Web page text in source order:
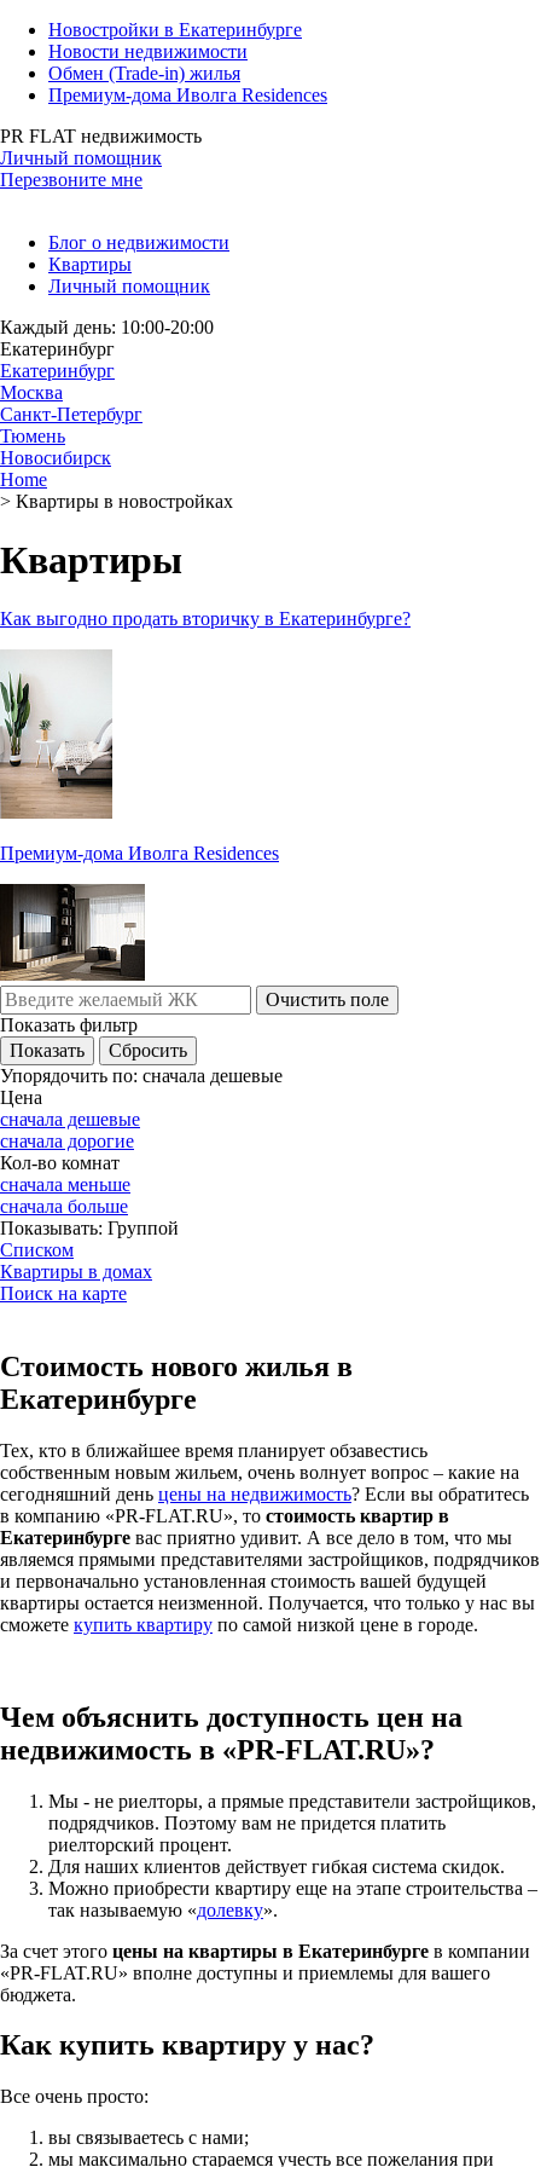
Новостройки в Екатеринбурге
Новости недвижимости
Обмен (Trade-in) жилья
Премиум-дома Иволга Residences
PR FLAT недвижимость
Личный помощник
Перезвоните мне
Блог о недвижимости
Квартиры
Личный помощник
Каждый день: 10:00-20:00
Екатеринбург
Екатеринбург
Москва
Санкт-Петербург
Тюмень
Новосибирск
Home
> Квартиры в новостройках
Квартиры
Как выгодно продать вторичку в Екатеринбурге?
Премиум-дома Иволга Residences
Очистить поле
Показать фильтр
Упорядочить по: сначала дешевые
Цена
сначала дешевые
сначала дорогие
Кол-во комнат
сначала меньше
сначала больше
Показывать: Группой
Списком
Квартиры в домах
Поиск на карте
Стоимость нового жилья в
Екатеринбурге
Тех, кто в ближайшее время планирует обзавестись
собственным новым жильем, очень волнует вопрос – какие на
сегодняшний день цены на недвижимость? Если вы обратитесь
в компанию «PR-FLAT.RU», то стоимость квартир в
Екатеринбурге вас приятно удивит. А все дело в том, что мы
являемся прямыми представителями застройщиков, подрядчиков
и первоначально установленная стоимость вашей будущей
квартиры остается неизменной. Получается, что только у нас вы
сможете купить квартиру по самой низкой цене в городе.
Чем объяснить доступность цен на
недвижимость в «PR-FLAT.RU»?
Мы - не риелторы, а прямые представители застройщиков,
подрядчиков. Поэтому вам не придется платить
риелторский процент.
Для наших клиентов действует гибкая система скидок.
Можно приобрести квартиру еще на этапе строительства –
так называемую «долевку».
За счет этого цены на квартиры в Екатеринбурге в компании
«PR-FLAT.RU» вполне доступны и приемлемы для вашего
бюджета.
Как купить квартиру у нас?
Все очень просто:
вы связываетесь с нами;
мы максимально стараемся учесть все пожелания при